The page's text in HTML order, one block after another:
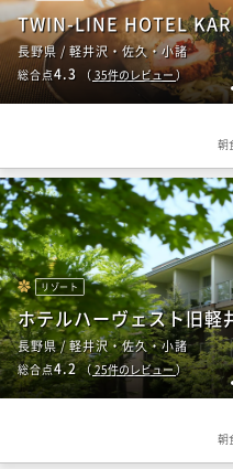
TWIN-LINE HOTEL
長野県 / 軽井沢・佐久・小諸
総合点4.3 （ 35件のレビュー）
朝
リゾート
ホテルハーヴェスト旧軽
長野県 / 軽井沢・佐久・小諸
総合点4.2（ 25件のレビュー）
朝